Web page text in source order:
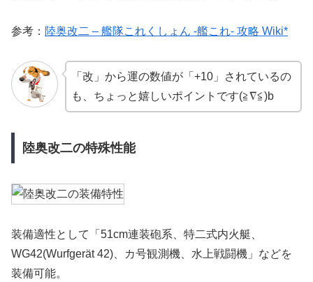
参考： 陸奥改二 – 艦隊これくしょん -艦これ- 攻略 Wiki*
「改」から運の数値が「+10」されているの
も、ちょっと嬉しいポイントです(≧∇≦)b
陸奥改二の特殊性能
装備適性として「51cm連装砲系、特二式内火艇、
WG42(Wurfgerät 42)、カ号観測機、水上戦闘機」などを
装備可能。